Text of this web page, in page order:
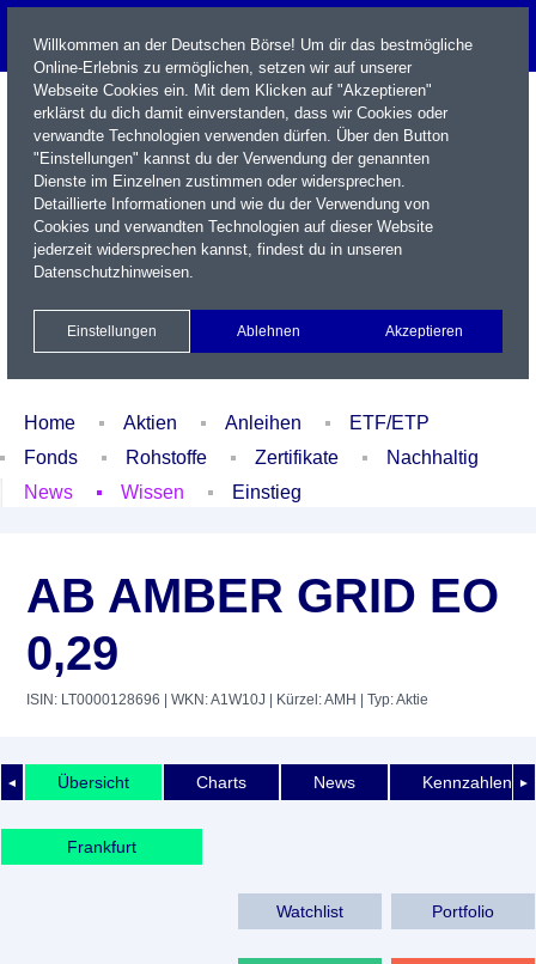
Name / WKN / ISIN / Kürzel
Xetra Realtime
Watchlist Portfolio Login
Home Aktien Anleihen
ETF/ETP
Fonds
Rohstoffe Zertifikate
Nachhaltig
News
Wissen Einstieg
AB AMBER GRID EO
0,29
ISIN: LT0000128696 | WKN: A1W10J | Kürzel: AMH | Typ: Aktie
◄ ►
Übersicht Charts News Kennzahlen
Frankfurt
Watchlist Portfolio
Willkommen an der Deutschen Börse! Um dir das bestmögliche
Online-Erlebnis zu ermöglichen, setzen wir auf unserer
Webseite Cookies ein. Mit dem Klicken auf "Akzeptieren"
erklärst du dich damit einverstanden, dass wir Cookies oder
verwandte Technologien verwenden dürfen. Über den Button
"Einstellungen" kannst du der Verwendung der genannten
Dienste im Einzelnen zustimmen oder widersprechen.
Detaillierte Informationen und wie du der Verwendung von
Cookies und verwandten Technologien auf dieser Website
jederzeit widersprechen kannst, findest du in unseren
Datenschutzhinweisen.
Einstellungen Ablehnen Akzeptieren